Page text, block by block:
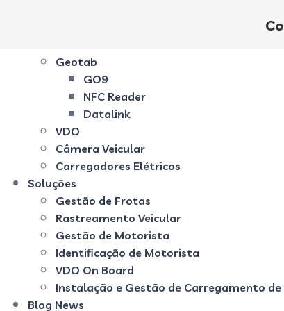
Geotab
GO9
NFC Reader
Datalink
VDO
Câmera Veicular
Carregadores Elétricos
Soluções
Gestão de Frotas
Rastreamento Veicular
Gestão de Motorista
Identificação de Motorista
VDO On Board
Instalação e Gestão de Carregamento de
Blog News